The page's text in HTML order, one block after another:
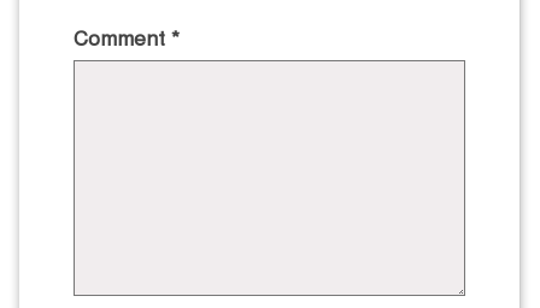
Comment *